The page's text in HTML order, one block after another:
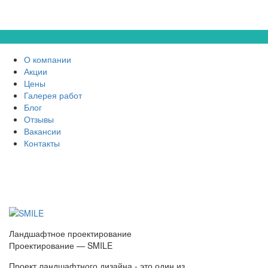
О компании
Акции
Цены
Галерея работ
Блог
Отзывы
Вакансии
Контакты
Ландшафтное проектирование
Проектирование — SMILE
Проект ландшафтного дизайна - это один из